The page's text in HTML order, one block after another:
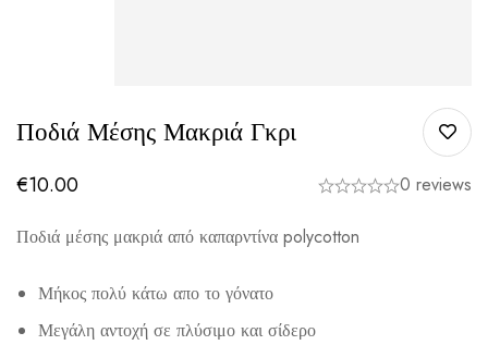
Ποδιά Μέσης Μακριά Γκρι
€10.00 0 reviews
Ποδιά μέσης μακριά από καπαρντίνα polycotton
Μήκος πολύ κάτω απο το γόνατο
Μεγάλη αντοχή σε πλύσιμο και σίδερο